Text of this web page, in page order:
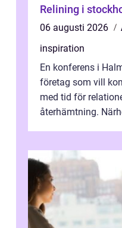
Relining i
06 augusti 2026
inspiration
En konferens i
företag som vill
med tid för
återhämtning.